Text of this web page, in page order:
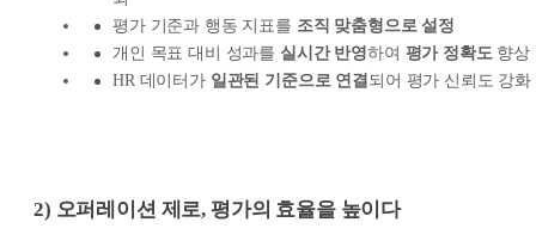
평가 기준과 행동 지표를 조직 맞춤형으로 설정
개인 목표 대비 성과를 실시간 반영하여 평가 정확도향상
HR 데이터가 일관된 기준으로 연결 되어 평가 신뢰도 강화
2) 오퍼레이션 제로, 평가의 효율을 높이다